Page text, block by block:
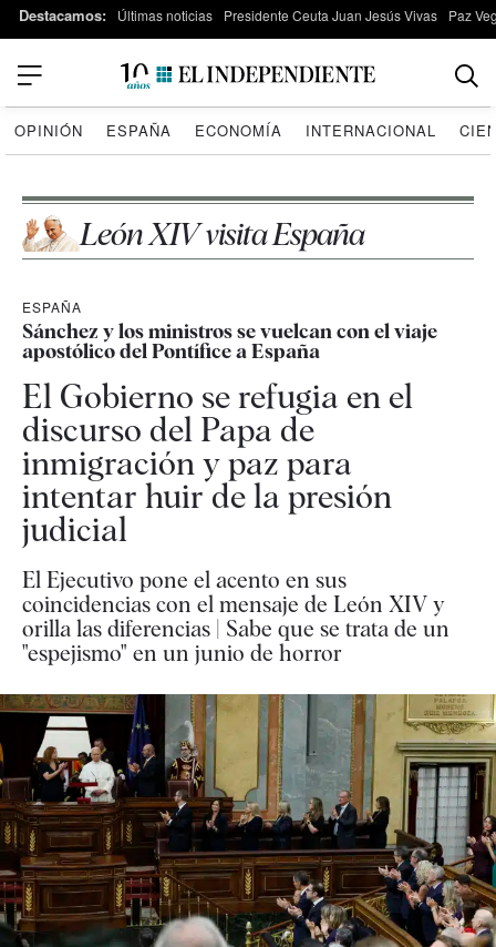
Destacamos: Últimas noticias Presidente Ceuta Juan Jesús Vivas Paz
OPINIÓN ESPAÑA ECONOMÍA INTERNACIONAL
León XIV visita España
ESPAÑA
Sánchez y los ministros se vuelcan con el viaje
apostólico del Pontífice a España
El Gobierno se refugia en el
discurso del Papa de
inmigración y paz para
intentar huir de la presión
judicial
El Ejecutivo pone el acento en sus
coincidencias con el mensaje de León XIV y
orilla las diferencias | Sabe que se trata de un
"espejismo" en un junio de horror